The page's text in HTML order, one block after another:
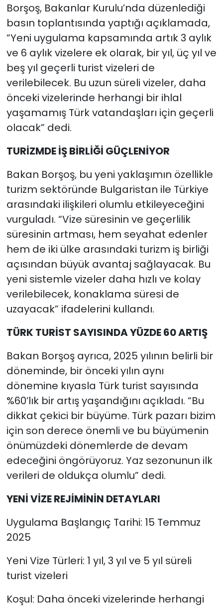
Borşoş, Bakanlar Kurulu’nda düzenlediği
basın toplantısında yaptığı açıklamada,
“Yeni uygulama kapsamında artık 3 aylık
ve 6 aylık vizelere ek olarak, bir yıl, üç yıl ve
beş yıl geçerli turist vizeleri de
verilebilecek. Bu uzun süreli vizeler, daha
önceki vizelerinde herhangi bir ihlal
yaşamamış Türk vatandaşları için geçerli
olacak” dedi.
TURİZMDE İŞ BİRLİĞİ GÜÇLENİYOR
Bakan Borşoş, bu yeni yaklaşımın özellikle
turizm sektöründe Bulgaristan ile Türkiye
arasındaki ilişkileri olumlu etkileyeceğini
vurguladı. “Vize süresinin ve geçerlilik
süresinin artması, hem seyahat edenler
hem de iki ülke arasındaki turizm iş birliği
açısından büyük avantaj sağlayacak. Bu
yeni sistemle vizeler daha hızlı ve kolay
verilebilecek, konaklama süresi de
uzayacak” ifadelerini kullandı.
TÜRK TURİST SAYISINDA YÜZDE 60 ARTIŞ
Bakan Borşoş ayrıca, 2025 yılının belirli bir
döneminde, bir önceki yılın aynı
dönemine kıyasla Türk turist sayısında
%60’lık bir artış yaşandığını açıkladı. “Bu
dikkat çekici bir büyüme. Türk pazarı bizim
için son derece önemli ve bu büyümenin
önümüzdeki dönemlerde de devam
edeceğini öngörüyoruz. Yaz sezonunun ilk
verileri de oldukça olumlu” dedi.
YENİ VİZE REJİMİNİN DETAYLARI
Uygulama Başlangıç Tarihi: 15 Temmuz
2025
Yeni Vize Türleri: 1 yıl, 3 yıl ve 5 yıl süreli
turist vizeleri
Koşul: Daha önceki vizelerinde herhangi